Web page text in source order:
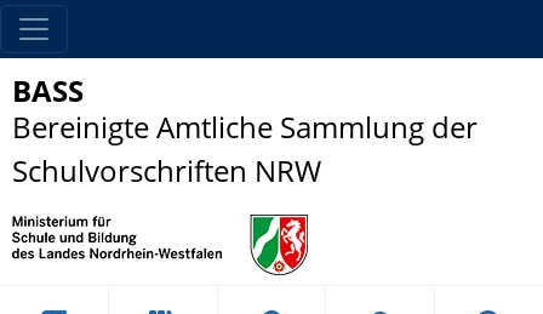
BASS
Bereinigte Amtliche Sammlung der
Schulvorschriften NRW